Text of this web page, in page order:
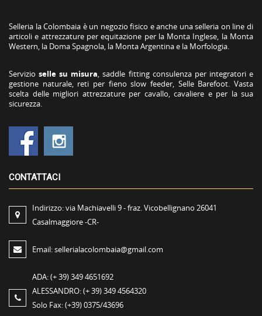
Selleria la Colombaia è un negozio fisico e anche una selleria on line di
articoli e attrezzature per equitazione per la Monta Inglese, la Monta
Western, la Doma Spagnola, la Monta Argentina e la Morfologia.
Servizioselle su misura, saddle fitting consulenza per integratori e
gestione naturale, reti per fieno slow feeder, Selle Barefoot. Vasta
scelta delle migliori attrezzature per cavallo, cavaliere e per la sua
sicurezza.
CONTATTACI
Indirizzo:via Machiavelli 9 - fraz. Vicobellignano 26041
Casalmaggiore -CR-
Email:sellerialacolombaia@gmail.com
ADA:(+ 39) 349 4651692
ALESSANDRO:(+ 39) 349 4564320
Solo Fax:(+39) 0375/43696